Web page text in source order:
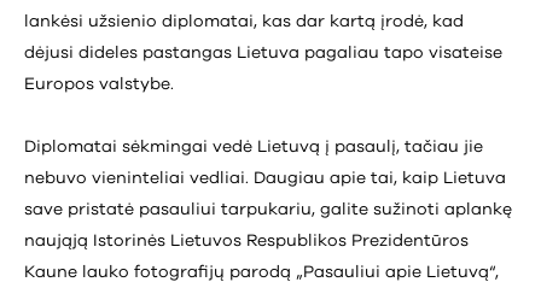
lankėsi užsienio diplomatai, kas dar kartą įrodė, kad
dėjusi dideles pastangas Lietuva pagaliau tapo visateise
Europos valstybe.
Diplomatai sėkmingai vedė Lietuvą į pasaulį, tačiau jie
nebuvo vieninteliai vedliai. Daugiau apie tai, kaip Lietuva
save pristatė pasauliui tarpukariu, galite sužinoti aplankę
naująją Istorinės Lietuvos Respublikos Prezidentūros
Kaune lauko fotografijų parodą „Pasauliui apie Lietuvą“,